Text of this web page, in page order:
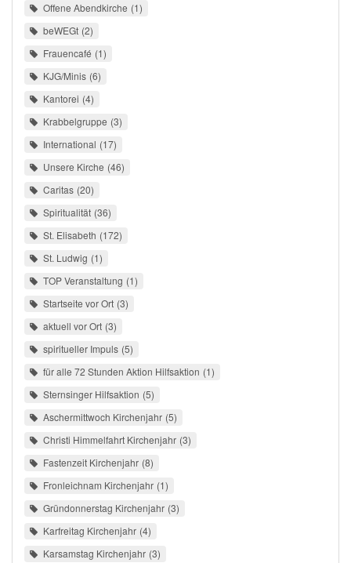
Offene Abendkirche 1
beWEGt 2
Frauencafé 1
KJG/Minis 6
Kantorei 4
Krabbelgruppe 3
International 17
Unsere Kirche 46
Caritas 20
Spiritualität 36
St. Elisabeth 172
St. Ludwig 1
TOP Veranstaltung 1
Startseite vor Ort 3
aktuell vor Ort 3
spiritueller Impuls 5
für alle 72 Stunden Aktion Hilfsaktion 1
Sternsinger Hilfsaktion 5
Aschermittwoch Kirchenjahr 5
Christi Himmelfahrt Kirchenjahr 3
Fastenzeit Kirchenjahr 8
Fronleichnam Kirchenjahr 1
Gründonnerstag Kirchenjahr 3
Karfreitag Kirchenjahr 4
Karsamstag Kirchenjahr 3